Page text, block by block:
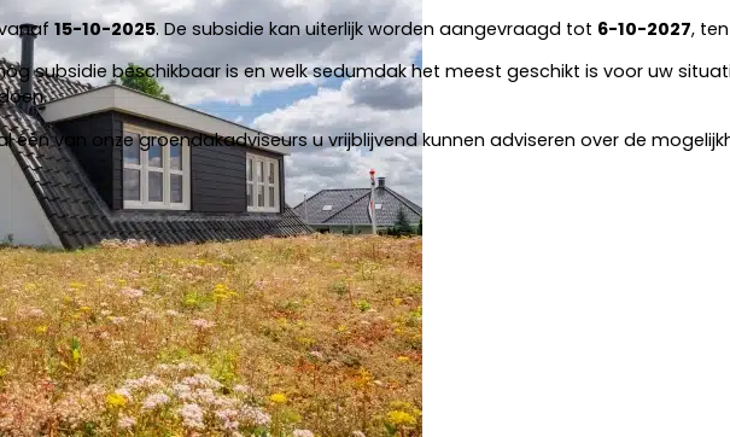
15-10-2025. De subsidie kan uiterlijk worden aangevraagd tot 6-10-2027,
subsidie beschikbaar is en welk sedumdak het meest geschikt is voor uw
één van onze groendakadviseurs u vrijblijvend kunnen adviseren over de